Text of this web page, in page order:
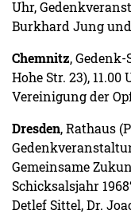
Uhr,
Burkhard Jung
Chemnitz,
Hohe Str. 23),
Vereinigung der
Dresden, Rathaus
Gemeinsame
Schicksalsjahr
Detlef Sittel, Dr.